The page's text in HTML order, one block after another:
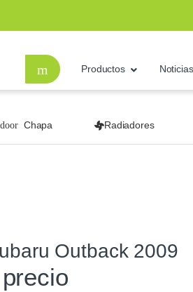
Productos Noticias
Chapa Radiadores
Outback 2009